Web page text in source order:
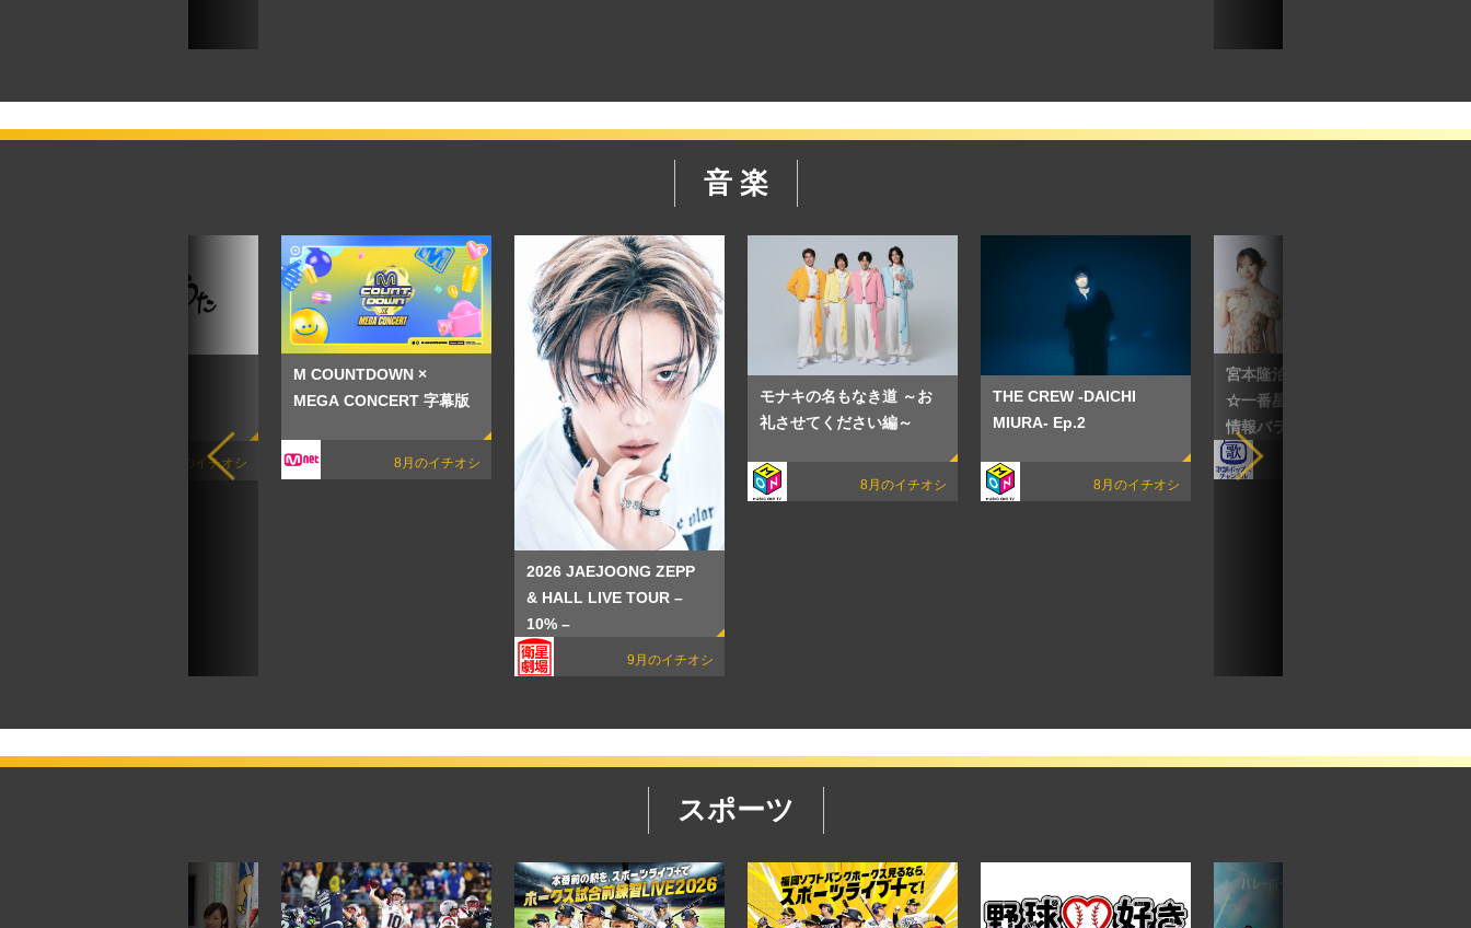
音 楽
8月のイチオシ
M COUNTDOWN ×
MEGA CONCERT 字幕版
8月のイチオシ
2026 JAEJOONG ZEPP
& HALL LIVE TOUR –
10% –
9月のイチオシ
モナキの名もなき道 ～お
礼させてください編～
8月のイチオシ
THE CREW -DAICHI
MIURA- Ep.2
8月のイチオシ
宮本隆治の歌謡ポップス
☆一番星 ～演歌・歌謡曲
情報バラエティ～
スポーツ